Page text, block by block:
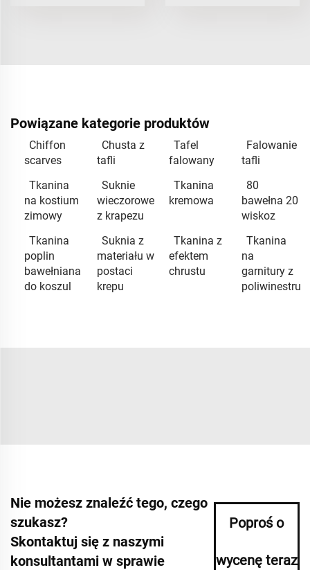
Powiązane kategorie produktów
Chiffon
scarves
Chusta z
tafli
Tafel
falowany
Falowanie
tafli
Tkanina
na kostium
zimowy
Suknie
wieczorowe
z krapezu
Tkanina
kremowa
80
bawełna 20
wiskoz
Tkanina
poplin
bawełniana
do koszul
Suknia z
materiału w
postaci
krepu
Tkanina z
efektem
chrustu
Tkanina
na
garnitury z
poliwinestru
Nie możesz znaleźć tego, czego
szukasz?
Skontaktuj się z naszymi
konsultantami w sprawie
Poproś o
wycenę teraz